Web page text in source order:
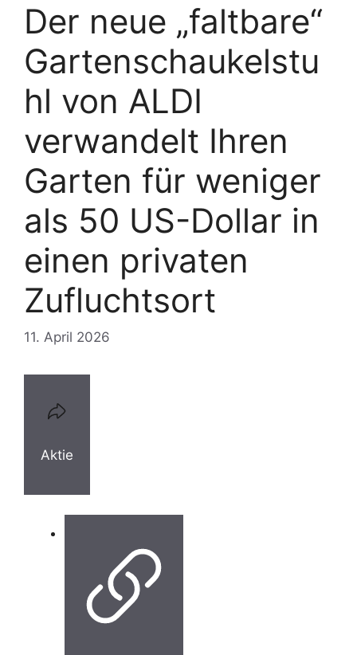
Der neue „faltbare“
Gartenschaukelstu
hl von ALDI
verwandelt Ihren
Garten für weniger
als 50 US-Dollar in
einen privaten
Zufluchtsort
11. April 2026
Aktie